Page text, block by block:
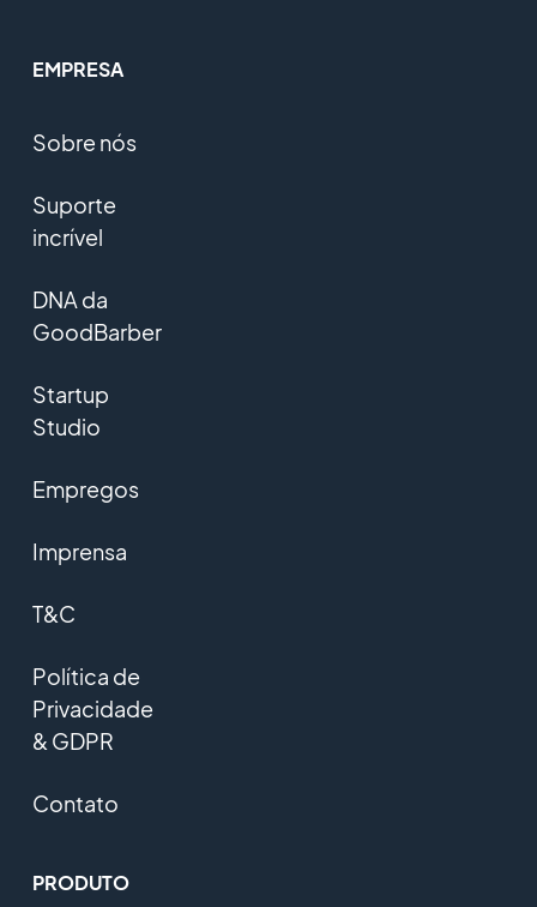
EMPRESA
Sobre nós
Suporte
incrível
DNA da
GoodBarber
Startup
Studio
Empregos
Imprensa
T&C
Política de
Privacidade
& GDPR
Contato
PRODUTO